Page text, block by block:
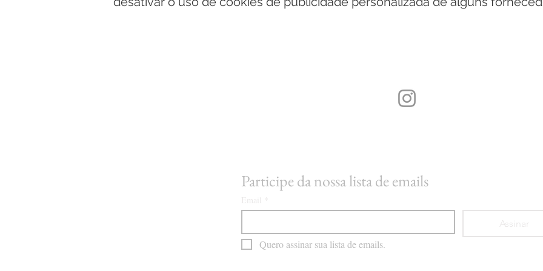
Participe da nossa lista de emails
Email
Assinar
Quero assinar sua lista de emails.